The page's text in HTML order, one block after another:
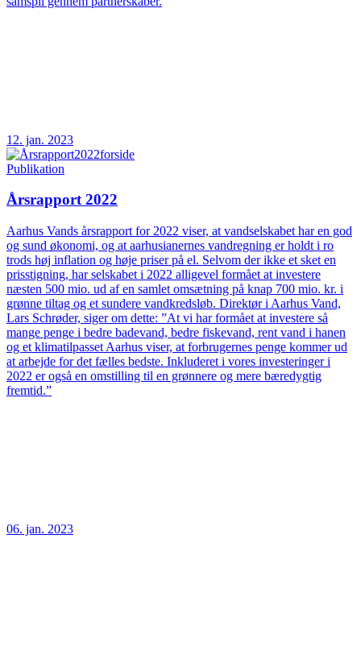
12. jan. 2023
Publikation
Årsrapport 2022
Aarhus Vands årsrapport for 2022 viser, at vandselskabet har en god
og sund økonomi, og at aarhusianernes vandregning er holdt i ro
trods høj inflation og høje priser på el. Selvom der ikke et sket en
prisstigning, har selskabet i 2022 alligevel formået at investere
næsten 500 mio. ud af en samlet omsætning på knap 700 mio. kr. i
grønne tiltag og et sundere vandkredsløb. Direktør i Aarhus Vand,
Lars Schrøder, siger om dette: ”At vi har formået at investere så
mange penge i bedre badevand, bedre fiskevand, rent vand i hanen
og et klimatilpasset Aarhus viser, at forbrugernes penge kommer ud
at arbejde for det fælles bedste. Inkluderet i vores investeringer i
2022 er også en omstilling til en grønnere og mere bæredygtig
fremtid.”
06. jan. 2023